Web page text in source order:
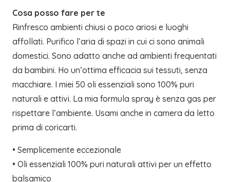
Cosa posso fare per te
Rinfresco ambienti chiusi o poco ariosi e luoghi
affollati. Purifico l’aria di spazi in cui ci sono animali
domestici. Sono adatto anche ad ambienti frequentati
da bambini. Ho un’ottima efficacia sui tessuti, senza
macchiare. I miei 50 oli essenziali sono 100% puri
naturali e attivi. La mia formula spray è senza gas per
rispettare l’ambiente. Usami anche in camera da letto
prima di coricarti.
• Semplicemente eccezionale
• Oli essenziali 100% puri naturali attivi per un effetto
balsamico